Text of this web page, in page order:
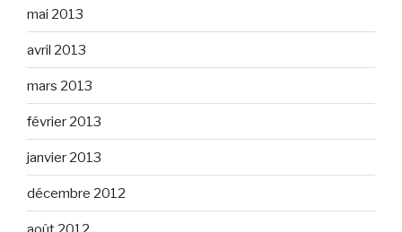
mai 2013
avril 2013
mars 2013
février 2013
janvier 2013
décembre 2012